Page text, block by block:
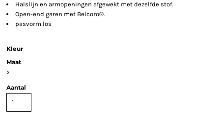
Halslijn en armopeningen afgewekt met dezelfde stof.
Open-end garen met Belcoro®.
pasvorm los
Kleur
Maat
>
Aantal